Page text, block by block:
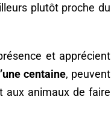
plutôt proche du
et apprécient
centaine, peuvent
aux animaux de faire